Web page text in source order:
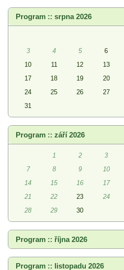
Program :: srpna 2026
3
4 5 6
10
11 12 13
17
18 19 20
24
25 26 27
31
Program :: září 2026
1 2 3
7
8 9 10
14
15 16 17
21
22 23 24
28
29 30
Program :: října 2026
Program :: listopadu 2026